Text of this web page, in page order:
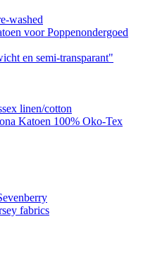
washed
voor Poppenondergoed
en semi-transparant"
linen/cotton
Katoen 100% Oko-Tex
fabrics